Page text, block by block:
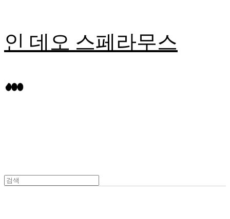
인 데오 스페라무스